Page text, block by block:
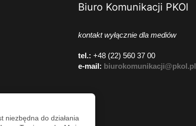
Biuro Komunikacji PKOl
kontakt wyłącznie dla mediów
tel.: +48 (22) 560 37 00
e-mail: biurokomunikacji@pkol.pl
niezbędna do działania